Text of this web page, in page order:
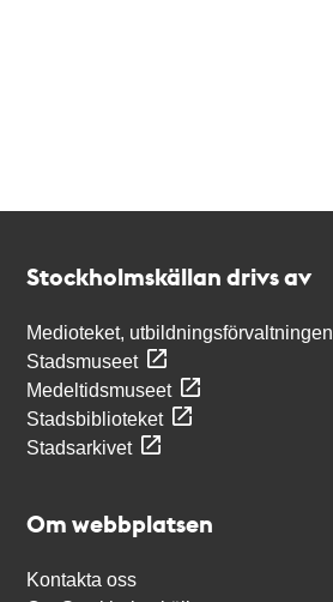
Stockholmskällan drivs av
Medioteket, utbildningsförvaltningen
Stadsmuseet
Medeltidsmuseet
Stadsbiblioteket
Stadsarkivet
Om webbplatsen
Kontakta oss